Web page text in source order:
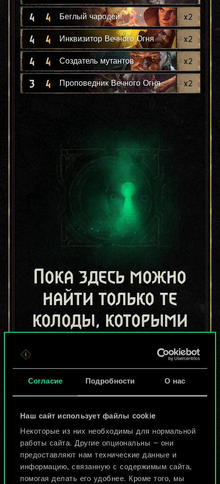
Согласие Подробности О нас
Наш сайт использует файлы cookie
Некоторые из них необходимы для нормальной
работы сайта. Другие опциональны — они
предоставляют нам технические данные и
информацию, связанную с содержимым сайта,
помогая делать его удобнее. Кроме того, мы
4 4 Беглый чародей x2
4 4 Инквизитор Вечного Огня x2
4 4 Создатель мутантов x2
3 4 Проповедник Вечного Огня x2
Пока здесь можно
найти только те
колоды, которыми
игроки.
Но их может быть
Назвать колоду и описать её
Изменить колоду